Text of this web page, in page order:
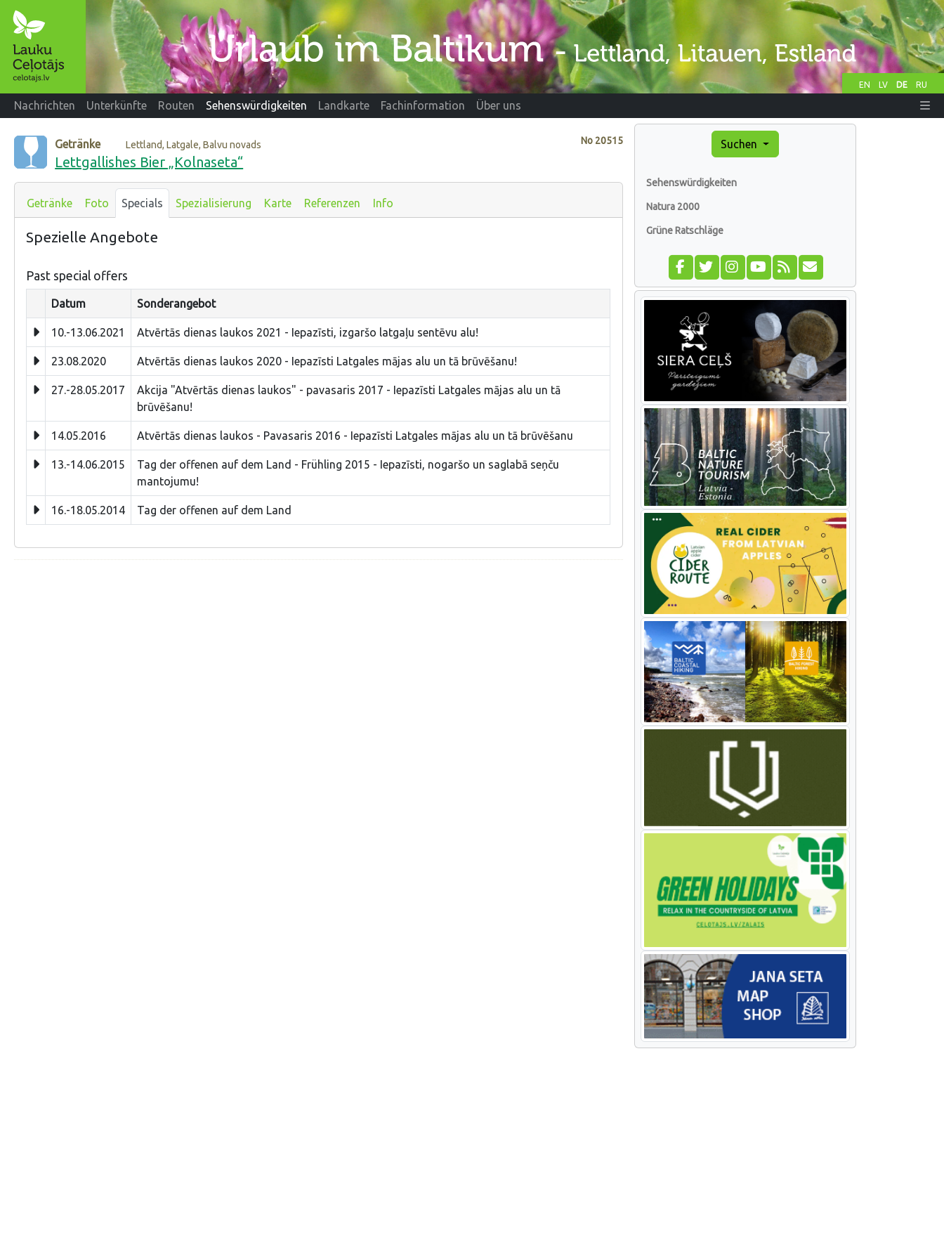
EN LV DE RU
Nachrichten Unterkünfte Routen Sehenswürdigkeiten Landkarte Fachinformation Über uns
No 20515
Getränke Lettland, Latgale, Balvu novads
Lettgallishes Bier „Kolnaseta“
Getränke Foto Specials Spezialisierung Karte Referenzen Info
Spezielle Angebote
Past special offers
Datum Sonderangebot
10.-13.06.2021 Atvērtās dienas laukos 2021 - Iepazīsti, izgaršo latgaļu sentēvu alu!
23.08.2020 Atvērtās dienas laukos 2020 - Iepazīsti Latgales mājas alu un tā brūvēšanu!
27.-28.05.2017
Akcija "Atvērtās dienas laukos" - pavasaris 2017 - Iepazīsti Latgales mājas alu un tā
brūvēšanu!
14.05.2016 Atvērtās dienas laukos - Pavasaris 2016 - Iepazīsti Latgales mājas alu un tā brūvēšanu
13.-14.06.2015
Tag der offenen auf dem Land - Frühling 2015 - Iepazīsti, nogaršo un saglabā seņču
mantojumu!
16.-18.05.2014 Tag der offenen auf dem Land
Suchen
Sehenswürdigkeiten
Natura 2000
Grüne Ratschläge